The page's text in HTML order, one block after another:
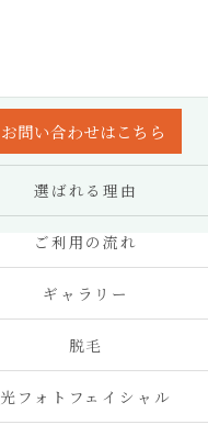
お問い合わせはこちら
選ばれる理由
ご利用の流れ
ギャラリー
脱毛
光フォトフェイシャル